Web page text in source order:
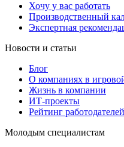
Хочу у вас работать
Производственный
Экспертная
Новости и статьи
Блог
О компаниях в
Жизнь в компании
ИТ-проекты
Рейтинг
Молодым специалистам